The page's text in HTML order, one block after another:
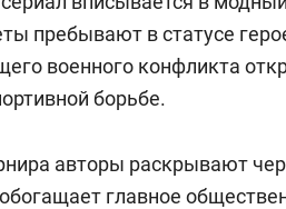
пребывают в статусе
военного конфликта
борьбе.
авторы раскрывают
главное